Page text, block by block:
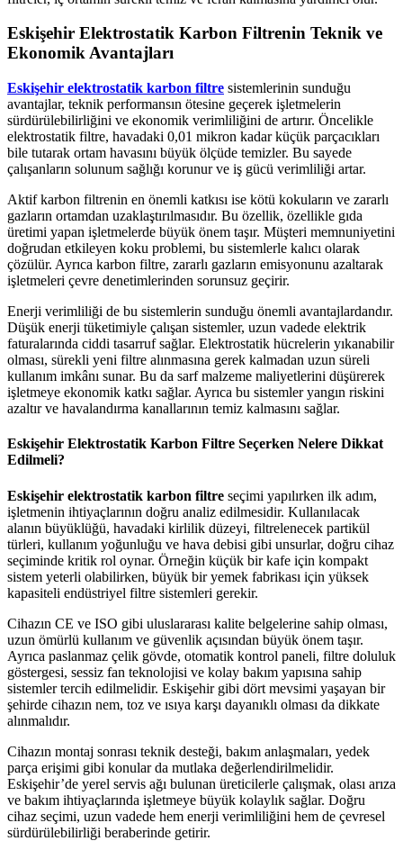
Eskişehir Elektrostatik Karbon Filtrenin Teknik ve
Ekonomik Avantajları
Eskişehir elektrostatik karbon filtre sistemlerinin sunduğu
avantajlar, teknik performansın ötesine geçerek işletmelerin
sürdürülebilirliğini ve ekonomik verimliliğini de artırır. Öncelikle
elektrostatik filtre, havadaki 0,01 mikron kadar küçük parçacıkları
bile tutarak ortam havasını büyük ölçüde temizler. Bu sayede
çalışanların solunum sağlığı korunur ve iş gücü verimliliği artar.
Aktif karbon filtrenin en önemli katkısı ise kötü kokuların ve zararlı
gazların ortamdan uzaklaştırılmasıdır. Bu özellik, özellikle gıda
üretimi yapan işletmelerde büyük önem taşır. Müşteri memnuniyetini
doğrudan etkileyen koku problemi, bu sistemlerle kalıcı olarak
çözülür. Ayrıca karbon filtre, zararlı gazların emisyonunu azaltarak
işletmeleri çevre denetimlerinden sorunsuz geçirir.
Enerji verimliliği de bu sistemlerin sunduğu önemli avantajlardandır.
Düşük enerji tüketimiyle çalışan sistemler, uzun vadede elektrik
faturalarında ciddi tasarruf sağlar. Elektrostatik hücrelerin yıkanabilir
olması, sürekli yeni filtre alınmasına gerek kalmadan uzun süreli
kullanım imkânı sunar. Bu da sarf malzeme maliyetlerini düşürerek
işletmeye ekonomik katkı sağlar. Ayrıca bu sistemler yangın riskini
azaltır ve havalandırma kanallarının temiz kalmasını sağlar.
Eskişehir Elektrostatik Karbon Filtre Seçerken Nelere Dikkat
Edilmeli?
Eskişehir elektrostatik karbon filtre seçimi yapılırken ilk adım,
işletmenin ihtiyaçlarının doğru analiz edilmesidir. Kullanılacak
alanın büyüklüğü, havadaki kirlilik düzeyi, filtrelenecek partikül
türleri, kullanım yoğunluğu ve hava debisi gibi unsurlar, doğru cihaz
seçiminde kritik rol oynar. Örneğin küçük bir kafe için kompakt
sistem yeterli olabilirken, büyük bir yemek fabrikası için yüksek
kapasiteli endüstriyel filtre sistemleri gerekir.
Cihazın CE ve ISO gibi uluslararası kalite belgelerine sahip olması,
uzun ömürlü kullanım ve güvenlik açısından büyük önem taşır.
Ayrıca paslanmaz çelik gövde, otomatik kontrol paneli, filtre doluluk
göstergesi, sessiz fan teknolojisi ve kolay bakım yapısına sahip
sistemler tercih edilmelidir. Eskişehir gibi dört mevsimi yaşayan bir
şehirde cihazın nem, toz ve ısıya karşı dayanıklı olması da dikkate
alınmalıdır.
Cihazın montaj sonrası teknik desteği, bakım anlaşmaları, yedek
parça erişimi gibi konular da mutlaka değerlendirilmelidir.
Eskişehir’de yerel servis ağı bulunan üreticilerle çalışmak, olası arıza
ve bakım ihtiyaçlarında işletmeye büyük kolaylık sağlar. Doğru
cihaz seçimi, uzun vadede hem enerji verimliliğini hem de çevresel
sürdürülebilirliği beraberinde getirir.